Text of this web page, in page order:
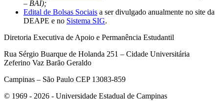
– BAI);
Edital de Bolsas Sociais a ser divulgado anualmente no site da
DEAPE e no Sistema SIG.
Diretoria Executiva de Apoio e Permanência Estudantil
Rua Sérgio Buarque de Holanda 251 – Cidade Universitária
Zeferino Vaz Barão Geraldo
Campinas – São Paulo CEP 13083-859
© 1969 - 2026 - Universidade Estadual de Campinas